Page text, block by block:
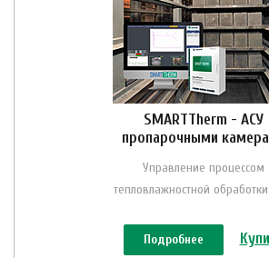
SMARTTherm - АСУ
пропарочными
Управление процессом
тепловлажностной
Подробнее